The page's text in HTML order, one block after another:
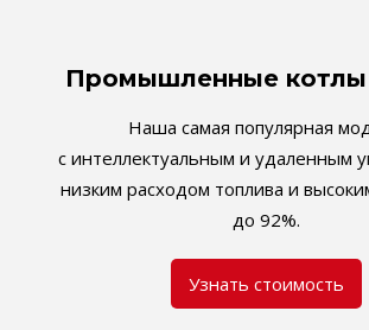
Промышленные
Наша самая популярная
с интеллектуальным и удаленным
низким расходом топлива и
до 92%.
Узнать стоимость